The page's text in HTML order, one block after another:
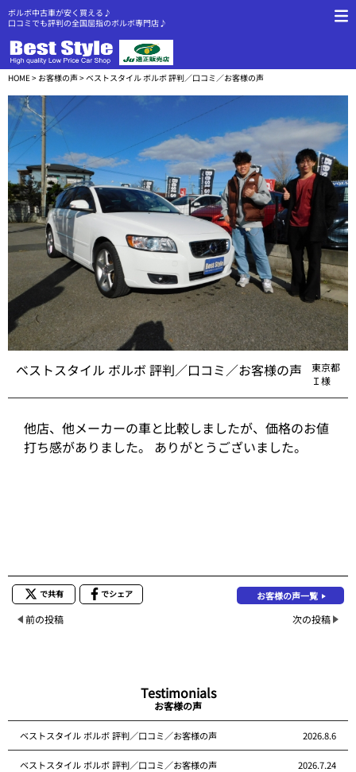
ボルボ中古車が安く買える♪
口コミでも評判の全国屈指のボルボ専門店♪
HOME> お客様の声> ベストスタイル ボルボ 評判／口コミ／お客様の声
ベストスタイル ボルボ 評判／口コミ／お客様の声
東京都
Ｉ様
他店、他メーカーの車と比較しましたが、価格のお値
打ち感がありました。 ありがとうございました。
で共有 でシェア お客様の声一覧
前の投稿 次の投稿
Testimonials
お客様の声
ベストスタイル ボルボ 評判／口コミ／お客様の声 2026.8.6
ベストスタイル ボルボ 評判／口コミ／お客様の声 2026.7.24